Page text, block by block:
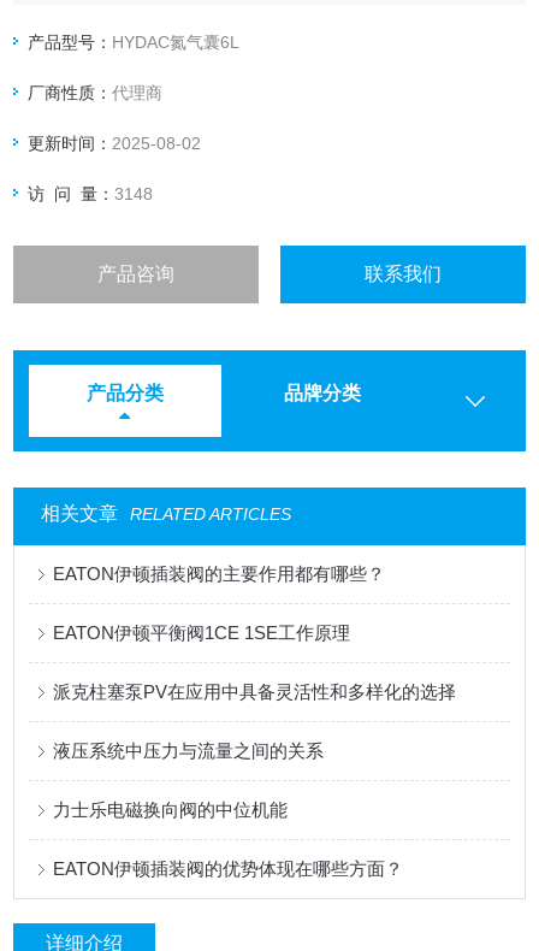
产品型号： HYDAC氮气囊6L
厂商性质：代理商
更新时间： 2025-08-02
访 问 量：3148
产品咨询 联系我们
产品分类 品牌分类
相关文章 RELATED ARTICLES
EATON伊顿插装阀的主要作用都有哪些？
EATON伊顿平衡阀1CE 1SE工作原理
派克柱塞泵PV在应用中具备灵活性和多样化的选择
液压系统中压力与流量之间的关系
力士乐电磁换向阀的中位机能
EATON伊顿插装阀的优势体现在哪些方面？
详细介绍